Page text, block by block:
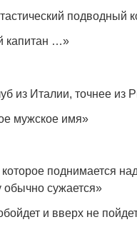
подводный
капитан …»
из Италии, точнее из
мужское имя»
поднимается
сужается»
и вверх не